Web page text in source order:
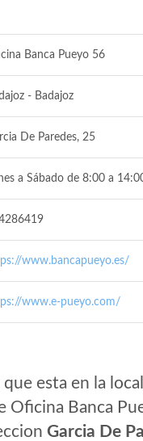
Banca Pueyo 56
- Badajoz
De Paredes, 25
a Sábado de 8:00 a
www.bancapueyo.es/
www.e-pueyo.com/
que esta en la
Oficina Banca
Garcia De